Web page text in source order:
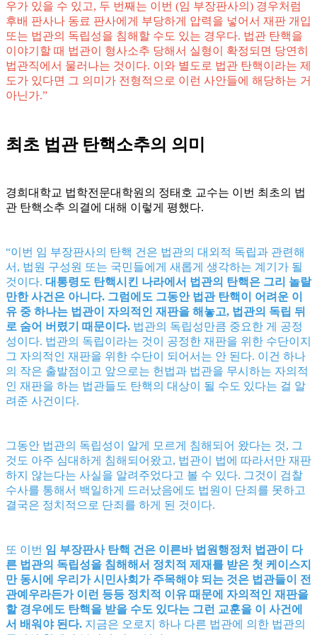
우가 있을 수 있고, 두 번째는 이번 (임 부장판사의) 경우처럼
후배 판사나 동료 판사에게 부당하게 압력을 넣어서 재판 개입
또는 법관의 독립성을 침해할 수도 있는 경우다. 법관 탄핵을
이야기할 때 법관이 형사소추 당해서 실형이 확정되면 당연히
법관직에서 물러나는 것이다. 이와 별도로 법관 탄핵이라는 제
도가 있다면 그 의미가 전형적으로 이런 사안들에 해당하는 거
아닌가.”
최초 법관 탄핵소추의 의미
경희대학교 법학전문대학원의 정태호 교수는 이번 최초의 법
관 탄핵소추 의결에 대해 이렇게 평했다.
“이번 임 부장판사의 탄핵 건은 법관의 대외적 독립과 관련해
서, 법원 구성원 또는 국민들에게 새롭게 생각하는 계기가 될
것이다. 대통령도 탄핵시킨 나라에서 법관의 탄핵은 그리 놀랄
만한 사건은 아니다. 그럼에도 그동안 법관 탄핵이 어려운 이
유 중 하나는 법관이 자의적인 재판을 해놓고, 법관의 독립 뒤
로 숨어 버렸기 때문이다. 법관의 독립성만큼 중요한 게 공정
성이다. 법관의 독립이라는 것이 공정한 재판을 위한 수단이지
그 자의적인 재판을 위한 수단이 되어서는 안 된다. 이건 하나
의 작은 출발점이고 앞으로는 헌법과 법관을 무시하는 자의적
인 재판을 하는 법관들도 탄핵의 대상이 될 수도 있다는 걸 알
려준 사건이다.
그동안 법관의 독립성이 알게 모르게 침해되어 왔다는 것, 그
것도 아주 심대하게 침해되어왔고, 법관이 법에 따라서만 재판
하지 않는다는 사실을 알려주었다고 볼 수 있다. 그것이 검찰
수사를 통해서 백일하게 드러났음에도 법원이 단죄를 못하고
결국은 정치적으로 단죄를 하게 된 것이다.
또 이번 임 부장판사 탄핵 건은 이른바 법원행정처 법관이 다
른 법관의 독립성을 침해해서 정치적 제재를 받은 첫 케이스지
만 동시에 우리가 시민사회가 주목해야 되는 것은 법관들이 전
관예우라든가 이런 등등 정치적 이유 때문에 자의적인 재판을
할 경우에도 탄핵을 받을 수도 있다는 그런 교훈을 이 사건에
서 배워야 된다. 지금은 오로지 하나 다른 법관에 의한 법관의